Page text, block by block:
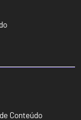
Conteúdo